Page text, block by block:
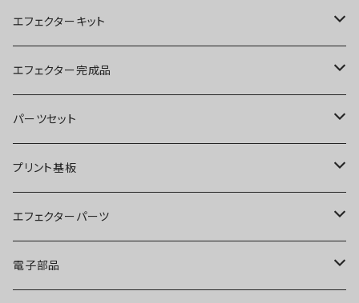
エフェクターキット
ブースター
オーバードライブ
ディストーション
ファズ
プリアンプ
エフェクター完成品
ブースター
オーバードライブ
ディストーション
ファズ
パーツセット
ブースター
オーバードライブ
ディストーション
プリント基板
オーバードライブ
ディストーション
エフェクターパーツ
スイッチ
電子部品